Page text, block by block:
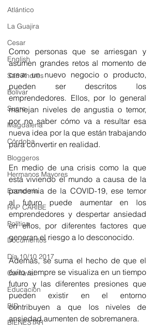
Atlántico
La Guajira
Cesar
English
San Andres
Bolívar
Sucre
Magdalena
Córdoba
Bloggeros
Hermanos Mayores
Economía
RAP CARIBE
Política
Documentos
Día 10/10 2017
Carnaval
Educación
BID
BIENESTAR
Como personas que se arriesgan y
asumen grandes retos al momento de
crear un nuevo negocio o producto,
pueden ser descritos los
emprendedores. Ellos, por lo general
manejan niveles de angustia o temor,
por no saber cómo va a resultar esa
nueva idea por la que están trabajando
para convertir en realidad.
En medio de una crisis como la que
está viviendo el mundo a causa de la
pandemia de la COVID-19, ese temor
al futuro puede aumentar en los
emprendedores y despertar ansiedad
en ellos, por diferentes factores que
generan el riesgo a lo desconocido.
Además, se suma el hecho de que el
éxito siempre se visualiza en un tiempo
futuro y las diferentes presiones que
pueden existir en el entorno
contribuyen a que los niveles de
ansiedad aumenten de sobremanera.